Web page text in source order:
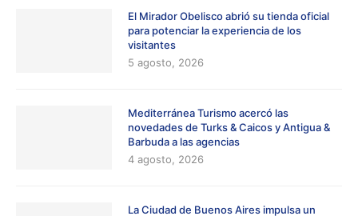
El Mirador Obelisco abrió su tienda oficial
para potenciar la experiencia de los
visitantes
5 agosto, 2026
Mediterránea Turismo acercó las
novedades de Turks & Caicos y Antigua &
Barbuda a las agencias
4 agosto, 2026
La Ciudad de Buenos Aires impulsa un